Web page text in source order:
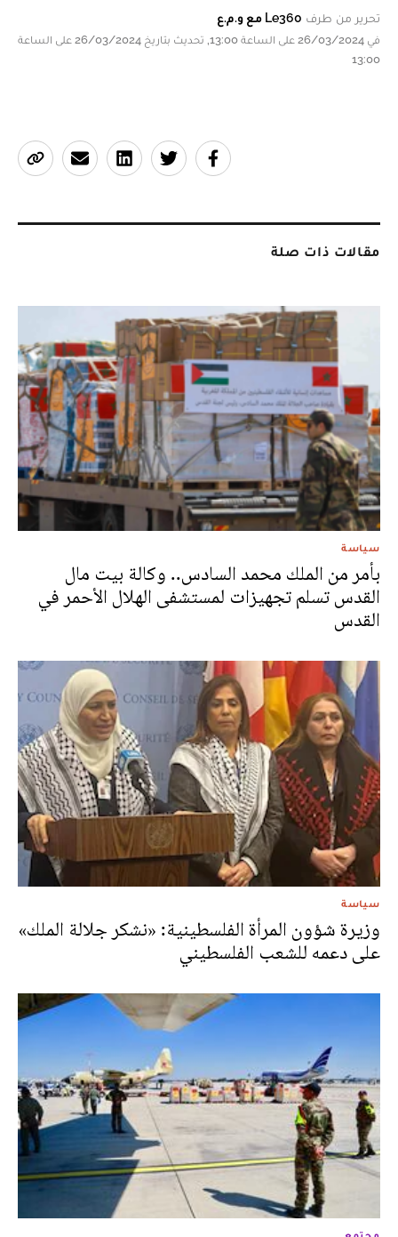
تحرير من طرف Le360 مع و.م.ع
في 26/03/2024 على الساعة 13:00, تحديث بتاريخ 26/03/2024 على الساعة
13:00
مقالات ذات صلة
سياسة
بأمر من الملك محمد السادس.. وكالة بيت مال
القدس تسلم تجهيزات لمستشفى الهلال الأحمر في
القدس
سياسة
وزيرة شؤون المرأة الفلسطينية: «نشكر جلالة الملك»
على دعمه للشعب الفلسطيني